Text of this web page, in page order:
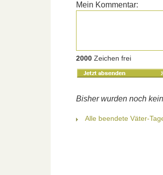
Mein Kommentar:
2000Zeichen frei
Bisher wurden noch
Alle beendete Väter-